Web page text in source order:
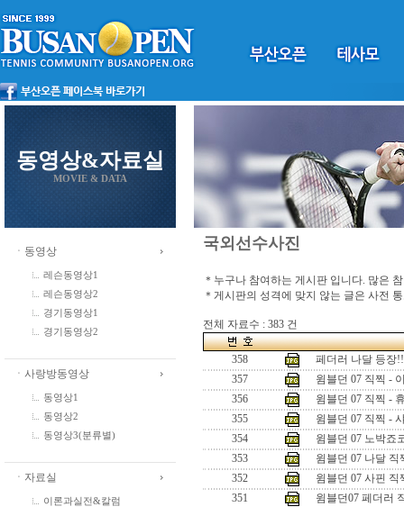
동영상&자료실
MOVIE & DATA
ㆍ동영상
레슨동영상1
레슨동영상2
경기동영상1
경기동영상2
ㆍ사랑방동영상
동영상1
동영상2
동영상3(분류별)
ㆍ자료실
이론과실전&칼럼
국외선수사진
＊누구나 참여하는 게시판 입니다. 많은
＊게시판의 성격에 맞지 않는 글은 사전
전체 자료수 : 383 건
358
페더러 나달 등장!!
357
윔블던 07 직찍 -
356
윔블던 07 직찍 -
355
윔블던 07 직찍 -
354
윔블던 07 노박죠
353
윔블던 07 나달 직
352
윔블던 07 사핀 직
351
윔블던07 페더러